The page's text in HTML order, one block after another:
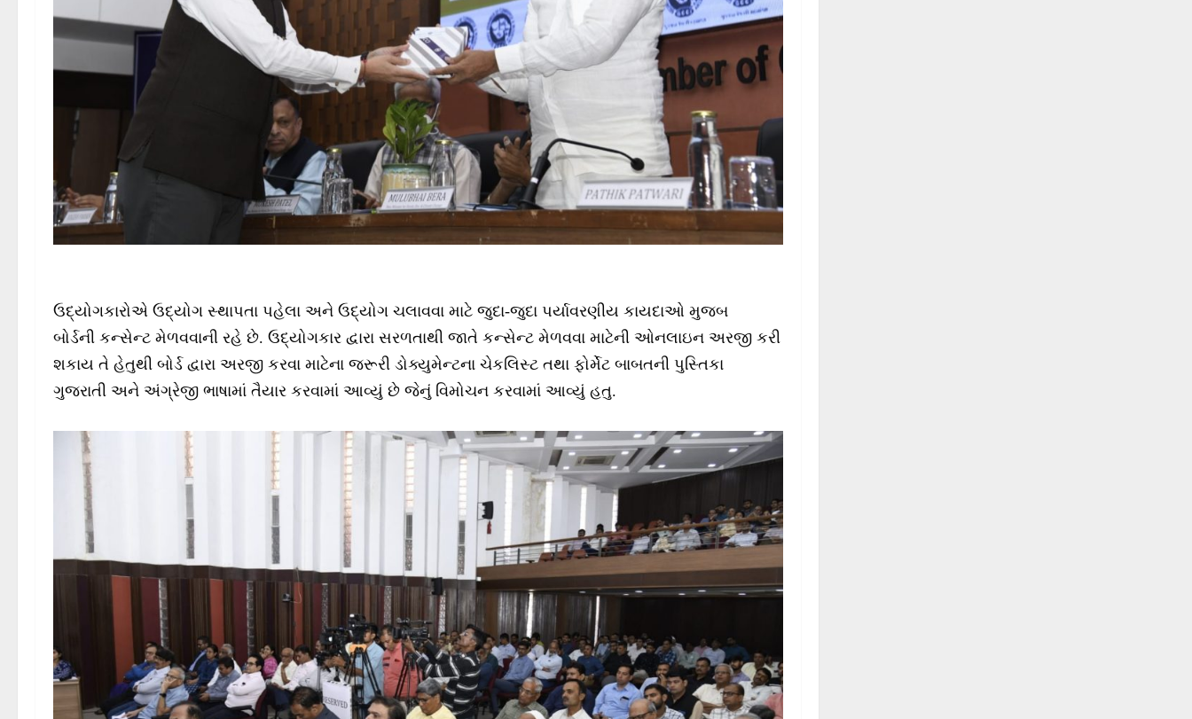
ઉદ્યોગકારોએ ઉદ્યોગ સ્થાપતા પહેલા અને ઉદ્યોગ ચલાવવા માટે જુદા-જુદા પર્યાવરણીય કાયદાઓ મુજબ
બોર્ડની કન્સેન્ટ મેળવવાની રહે છે. ઉદ્યોગકાર દ્વારા સરળતાથી જાતે કન્સેન્ટ મેળવવા માટેની ઓનલાઇન અરજી કરી
શકાય તે હેતુથી બોર્ડ દ્વારા અરજી કરવા માટેના જરૂરી ડોક્યુમેન્ટના ચેકલિસ્ટ તથા ફોર્મેટ બાબતની પુસ્તિકા
ગુજરાતી અને અંગ્રેજી ભાષામાં તૈયાર કરવામાં આવ્યું છે જેનું વિમોચન કરવામાં આવ્યું હતુ.